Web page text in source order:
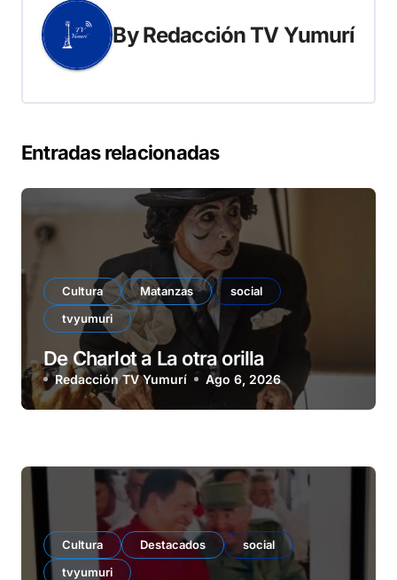
ByRedacción TV Yumurí
Entradas relacionadas
Cultura Matanzas
social
tvyumuri
De Charlot a La otra orilla
Redacción TV Yumurí Ago 6, 2026
Cultura Destacados
social
tvyumuri